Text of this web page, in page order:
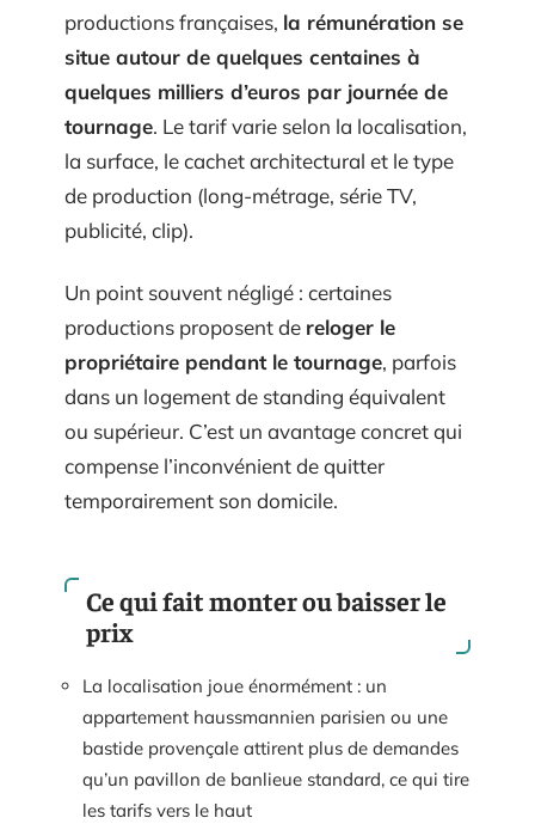
productions françaises, la rémunération se
situe autour de quelques centaines à
quelques milliers d’euros par journée de
tournage. Le tarif varie selon la localisation,
la surface, le cachet architectural et le type
de production (long-métrage, série TV,
publicité, clip).
Un point souvent négligé : certaines
productions proposent de reloger le
propriétaire pendant le tournage, parfois
dans un logement de standing équivalent
ou supérieur. C’est un avantage concret qui
compense l’inconvénient de quitter
temporairement son domicile.
Ce qui fait monter ou baisser le
prix
La localisation joue énormément : un
appartement haussmannien parisien ou une
bastide provençale attirent plus de demandes
qu’un pavillon de banlieue standard, ce qui tire
les tarifs vers le haut